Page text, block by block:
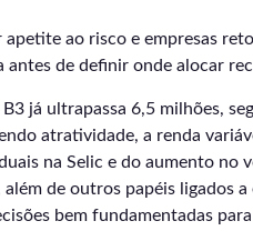
ao risco e empresas
antes de definir onde alocar
já ultrapassa 6,5 milhões,
atratividade, a renda
na Selic e do aumento no
além de outros papéis ligados
bem fundamentadas